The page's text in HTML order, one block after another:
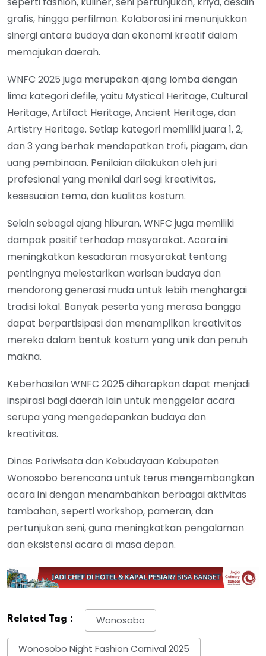
grafis, hingga perfilman. Kolaborasi ini menunjukkan
sinergi antara budaya dan ekonomi kreatif dalam
memajukan daerah.
WNFC 2025 juga merupakan ajang lomba dengan
lima kategori defile, yaitu Mystical Heritage, Cultural
Heritage, Artifact Heritage, Ancient Heritage, dan
Artistry Heritage. Setiap kategori memiliki juara 1, 2,
dan 3 yang berhak mendapatkan trofi, piagam, dan
uang pembinaan. Penilaian dilakukan oleh juri
profesional yang menilai dari segi kreativitas,
kesesuaian tema, dan kualitas kostum.
Selain sebagai ajang hiburan, WNFC juga memiliki
dampak positif terhadap masyarakat. Acara ini
meningkatkan kesadaran masyarakat tentang
pentingnya melestarikan warisan budaya dan
mendorong generasi muda untuk lebih menghargai
tradisi lokal. Banyak peserta yang merasa bangga
dapat berpartisipasi dan menampilkan kreativitas
mereka dalam bentuk kostum yang unik dan penuh
makna.
Keberhasilan WNFC 2025 diharapkan dapat menjadi
inspirasi bagi daerah lain untuk menggelar acara
serupa yang mengedepankan budaya dan
kreativitas.
Dinas Pariwisata dan Kebudayaan Kabupaten
Wonosobo berencana untuk terus mengembangkan
acara ini dengan menambahkan berbagai aktivitas
tambahan, seperti workshop, pameran, dan
pertunjukan seni, guna meningkatkan pengalaman
dan eksistensi acara di masa depan.
Related Tag : Wonosobo
Wonosobo Night Fashion Carnival 2025